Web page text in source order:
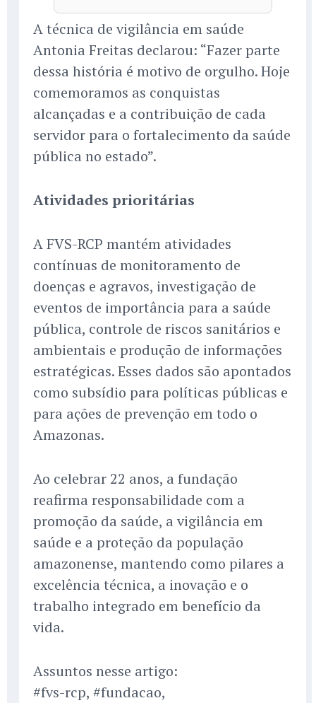
A técnica de vigilância em saúde
Antonia Freitas declarou: “Fazer parte
dessa história é motivo de orgulho. Hoje
comemoramos as conquistas
alcançadas e a contribuição de cada
servidor para o fortalecimento da saúde
pública no estado”.
Atividades prioritárias
A FVS-RCP mantém atividades
contínuas de monitoramento de
doenças e agravos, investigação de
eventos de importância para a saúde
pública, controle de riscos sanitários e
ambientais e produção de informações
estratégicas. Esses dados são apontados
como subsídio para políticas públicas e
para ações de prevenção em todo o
Amazonas.
Ao celebrar 22 anos, a fundação
reafirma responsabilidade com a
promoção da saúde, a vigilância em
saúde e a proteção da população
amazonense, mantendo como pilares a
excelência técnica, a inovação e o
trabalho integrado em benefício da
vida.
Assuntos nesse artigo:
#fvs-rcp, #fundacao,